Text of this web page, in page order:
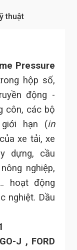
thuật
Pressure
hộp số,
động -
côn, các bộ
hạn (in
xe tải, xe
dựng, cầu
nghiệp,
hoạt động
nghiệt. Dầu
J , FORD